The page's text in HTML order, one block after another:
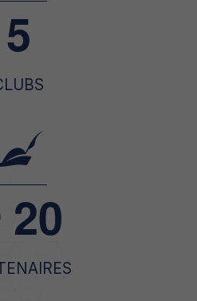
5
20